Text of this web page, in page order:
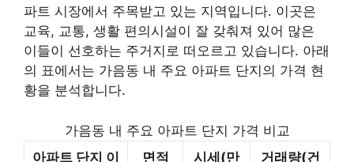
파트 시장에서 주목받고 있는 지역입니다. 이곳은
교육, 교통, 생활 편의시설이 잘 갖춰져 있어 많은
이들이 선호하는 주거지로 떠오르고 있습니다. 아래
의 표에서는 가음동 내 주요 아파트 단지의 가격 현
황을 분석합니다.
가음동 내 주요 아파트 단지 가격 비교
아파트 단지 이
면적
시세(만
거래량(건